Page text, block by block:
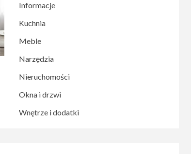
Informacje
Kuchnia
Meble
Narzędzia
Nieruchomości
Okna i drzwi
Wnętrze i dodatki